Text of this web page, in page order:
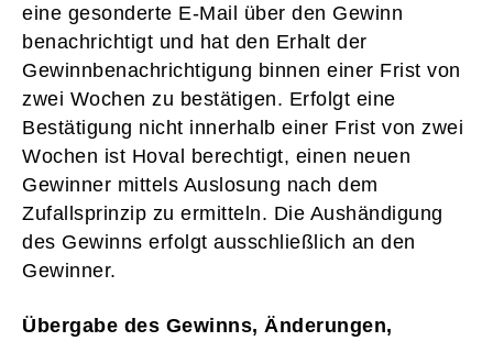
eine gesonderte E-Mail über den Gewinn
benachrichtigt und hat den Erhalt der
Gewinnbenachrichtigung binnen einer Frist von
zwei Wochen zu bestätigen. Erfolgt eine
Bestätigung nicht innerhalb einer Frist von zwei
Wochen ist Hoval berechtigt, einen neuen
Gewinner mittels Auslosung nach dem
Zufallsprinzip zu ermitteln. Die Aushändigung
des Gewinns erfolgt ausschließlich an den
Gewinner.
Übergabe des Gewinns, Änderungen,